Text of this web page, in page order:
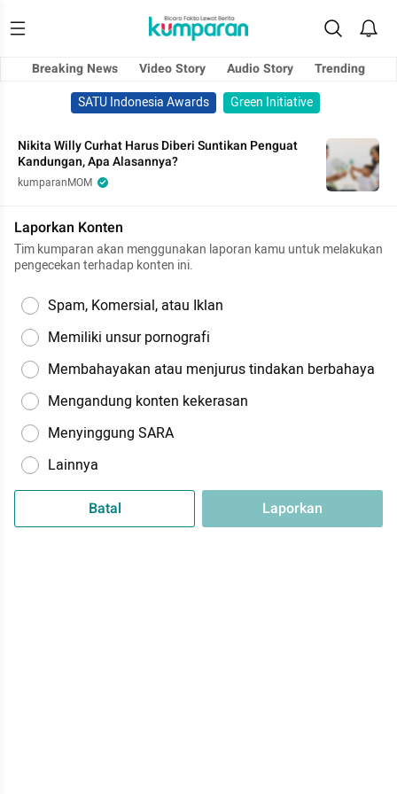
Breaking News Video Story Audio Story
Trending
SATU Indonesia Awards
Green Initiative
Nikita Willy Curhat Harus Diberi Suntikan Penguat
Kandungan, Apa Alasannya?
kumparanMOM
Laporkan Konten
Tim kumparan akan menggunakan laporan kamu untuk melakukan
pengecekan terhadap konten ini.
Spam, Komersial, atau Iklan
Memiliki unsur pornografi
Membahayakan atau menjurus tindakan berbahaya
Mengandung konten kekerasan
Menyinggung SARA
Lainnya
Batal Laporkan